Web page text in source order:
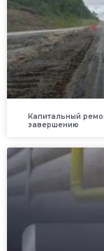
Капитальный
завершению